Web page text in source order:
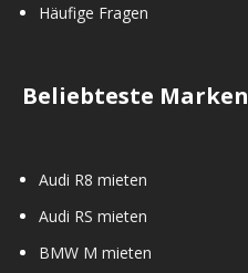
Häufige Fragen
Beliebteste Marken
Audi R8 mieten
Audi RS mieten
BMW M mieten